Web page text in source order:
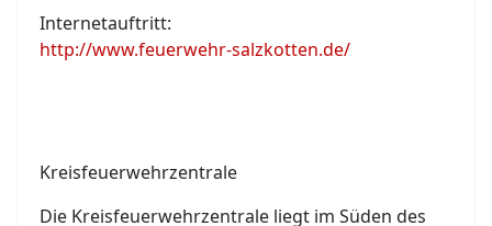
Internetauftritt:
http://www.feuerwehr-salzkotten.de/
Kreisfeuerwehrzentrale
Die Kreisfeuerwehrzentrale liegt im Süden des